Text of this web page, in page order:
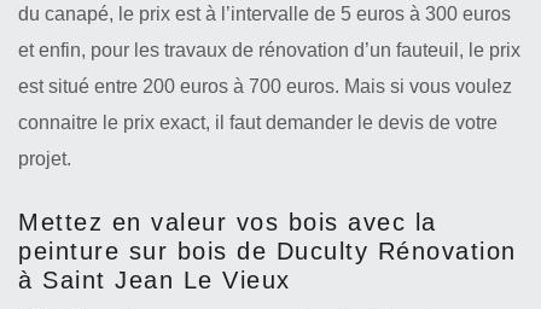
du canapé, le prix est à l’intervalle de 5 euros à 300 euros
et enfin, pour les travaux de rénovation d’un fauteuil, le prix
est situé entre 200 euros à 700 euros. Mais si vous voulez
connaitre le prix exact, il faut demander le devis de votre
projet.
Mettez en valeur vos bois avec la
peinture sur bois de Duculty Rénovation
à Saint Jean Le Vieux